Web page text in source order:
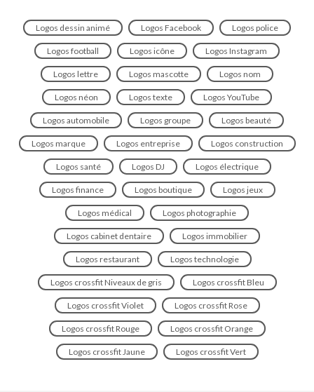
Logos dessin animé Logos Facebook Logos police
Logos football Logos icône Logos Instagram
Logos lettre Logos mascotte Logos nom
Logos néon Logos texte Logos YouTube
Logos automobile Logos groupe Logos beauté
Logos marque Logos entreprise Logos construction
Logos santé Logos DJ Logos électrique
Logos finance Logos boutique Logos jeux
Logos médical Logos photographie
Logos cabinet dentaire Logos immobilier
Logos restaurant Logos technologie
Logos crossfit Niveaux de gris Logos crossfit Bleu
Logos crossfit Violet Logos crossfit Rose
Logos crossfit Rouge Logos crossfit Orange
Logos crossfit Jaune Logos crossfit Vert